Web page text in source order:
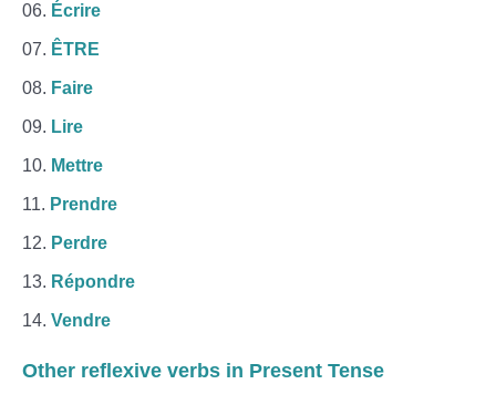
Écrire
ÊTRE
Faire
Lire
Mettre
Prendre
Perdre
Répondre
Vendre
Other reflexive verbs in Present Tense